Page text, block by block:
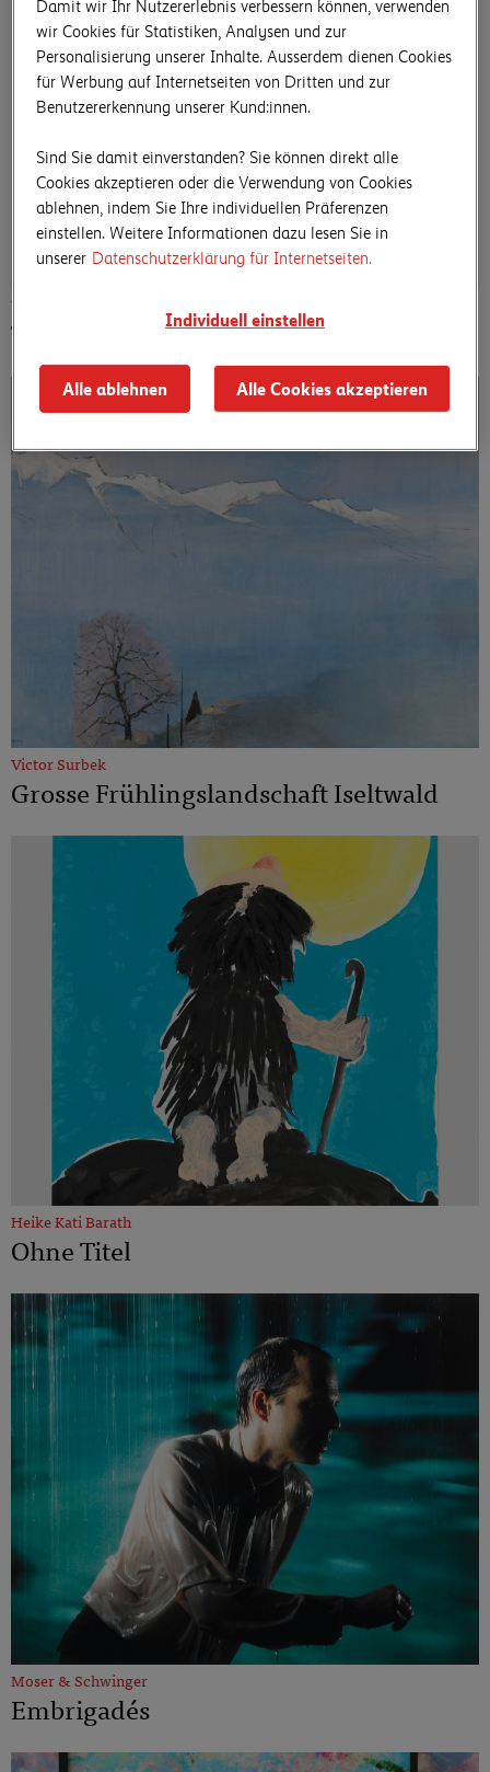
Verena Immenhauser
Toronto, Spiegelbilder
Victor Surbek
Grosse Frühlingslandschaft Iseltwald
Heike Kati Barath
Ohne Titel
Moser & Schwinger
Embrigadés
wir Cookies für Statistiken, Analysen und zur
Personalisierung unserer Inhalte. Ausserdem dienen Cookies
für Werbung auf Internetseiten von Dritten und zur
Benutzererkennung unserer Kund:innen.
Sind Sie damit einverstanden? Sie können direkt alle
Cookies akzeptieren oder die Verwendung von Cookies
ablehnen, indem Sie Ihre individuellen Präferenzen
einstellen. Weitere Informationen dazu lesen Sie in
unserer Datenschutzerklärung für Internetseiten.
Individuell einstellen
Alle ablehnen Alle Cookies akzeptieren